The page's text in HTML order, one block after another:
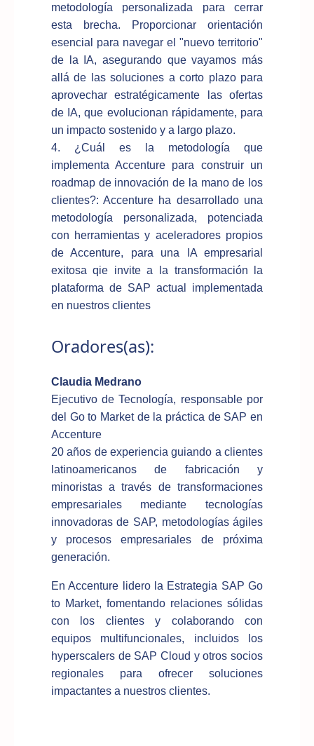
metodología personalizada para cerrar
esta brecha. Proporcionar orientación
esencial para navegar el "nuevo territorio"
de la IA, asegurando que vayamos más
allá de las soluciones a corto plazo para
aprovechar estratégicamente las ofertas
de IA, que evolucionan rápidamente, para
un impacto sostenido y a largo plazo.
4. ¿Cuál es la metodología que
implementa Accenture para construir un
roadmap de innovación de la mano de los
clientes?: Accenture ha desarrollado una
metodología personalizada, potenciada
con herramientas y aceleradores propios
de Accenture, para una IA empresarial
exitosa qie invite a la transformación la
plataforma de SAP actual implementada
en nuestros clientes
Oradores(as):
Claudia Medrano
Ejecutivo de Tecnología, responsable por
del Go to Market de la práctica de SAP en
Accenture
20 años de experiencia guiando a clientes
latinoamericanos de fabricación y
minoristas a través de transformaciones
empresariales mediante tecnologías
innovadoras de SAP, metodologías ágiles
y procesos empresariales de próxima
generación.
En Accenture lidero la Estrategia SAP Go
to Market, fomentando relaciones sólidas
con los clientes y colaborando con
equipos multifuncionales, incluidos los
hyperscalers de SAP Cloud y otros socios
regionales para ofrecer soluciones
impactantes a nuestros clientes.